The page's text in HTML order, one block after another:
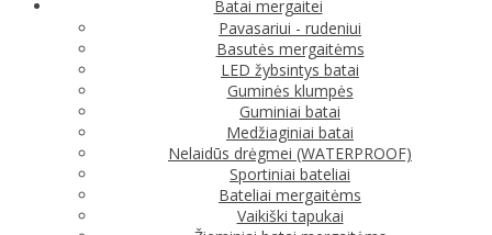
Batai mergaitei
Pavasariui - rudeniui
Basutės mergaitėms
LED žybsintys batai
Guminės klumpės
Guminiai batai
Medžiaginiai batai
Nelaidūs drėgmei (WATERPROOF)
Sportiniai bateliai
Bateliai mergaitėms
Vaikiški tapukai